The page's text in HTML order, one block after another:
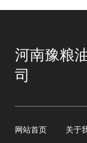
河南豫粮
司
网站首页 关于